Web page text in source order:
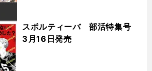
スポルティーバ 部活特集号
3月16日発売